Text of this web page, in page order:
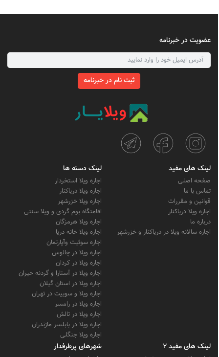
عضویت در خبرنامه
ثبت نام در خبرنامه
لینک های مفید
صفحه اصلی
تماس با ما
قوانین و مقررات
اجاره ویلا دریاکنار
درباره ما
اجاره سالانه ویلا در دریاکنار و خزرشهر
لینک دسته ها
اجاره ویلا استخردار
اجاره ویلا دریاکنار
اجاره ویلا خزرشهر
اقامتگاه بوم گردی و ویلا سنتی
اجاره ویلا هرمزگان
اجاره ویلا خانه دریا
اجاره سوئیت وآپارتمان
اجاره ویلا در چالوس
اجاره ویلا در کردان
اجاره ویلا در آستارا و گردنه حیران
اجاره ویلا در استان گیلان
اجاره ویلا و سوییت در تهران
اجاره ویلا در رامسر
اجاره ویلا در تالش
اجاره ویلا در بابلسر مازندران
اجاره ویلا جنگلی
لینک های مفید 2 شهرهای پرطرفدار